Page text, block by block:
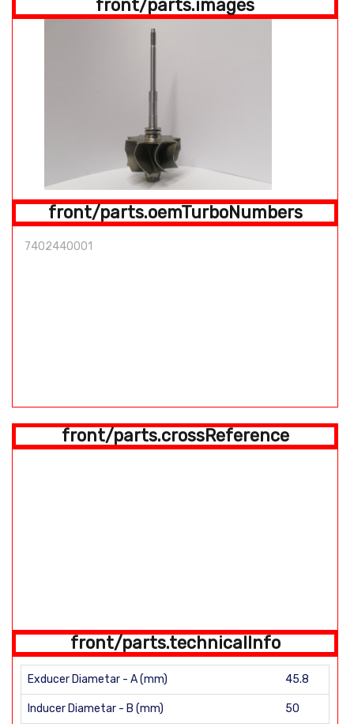
front/parts.images
front/parts.oemTurboNumbers
7402440001
front/parts.crossReference
front/parts.technicalInfo
Exducer Diametar - A (mm) 45.8
Inducer Diametar - B (mm) 50